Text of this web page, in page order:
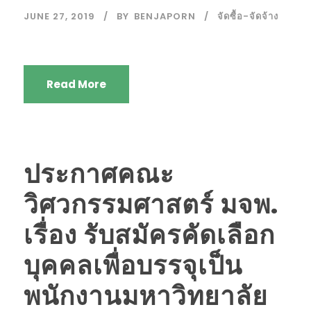
JUNE 27, 2019 BY BENJAPORN จัดซื้อ-จัดจ้าง
Read More
ประกาศคณะ
วิศวกรรมศาสตร์ มจพ.
เรื่อง รับสมัครคัดเลือก
บุคคลเพื่อบรรจุเป็น
พนักงานมหาวิทยาลัย